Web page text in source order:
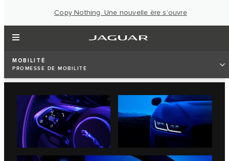
Copy Nothing. Une nouvelle ère s’ouvre
MOBILITÉ
PROMESSE DE MOBILITÉ